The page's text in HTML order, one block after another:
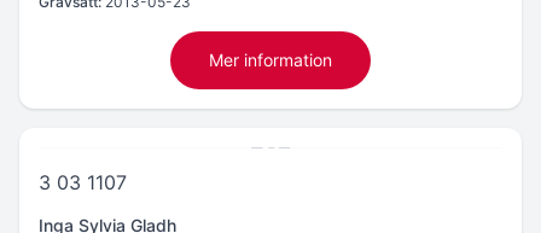
Mer information
3 03 1107
Inga Sylvia Gladh